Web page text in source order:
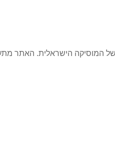
של המוסיקה הישראלית.